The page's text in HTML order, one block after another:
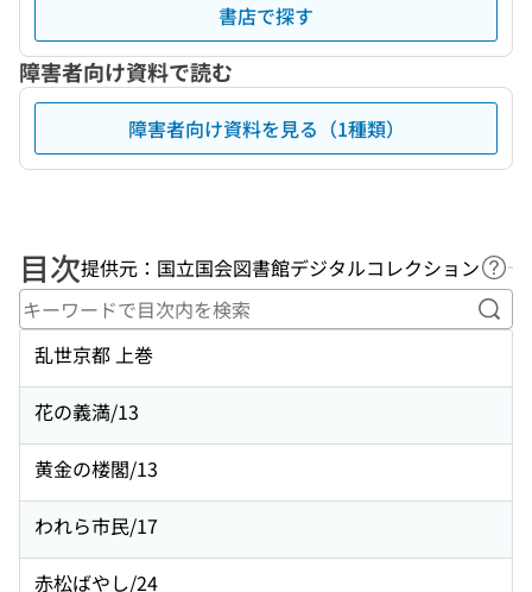
書店で探す
障害者向け資料で読む
障害者向け資料を見る（1種類）
目次提供元：国立国会図書館デジタルコレクション ヘ
キ
乱世京都 上巻
花の義満/13
黄金の楼閣/13
われら市民/17
赤松ばやし/24